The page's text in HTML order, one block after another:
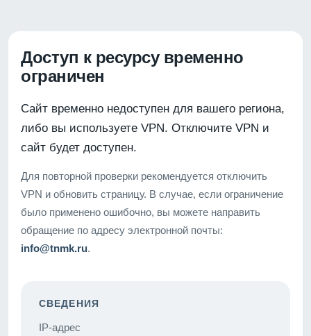
Доступ к ресурсу временно
ограничен
Сайт временно недоступен для вашего региона,
либо вы используете VPN. Отключите VPN и
сайт будет доступен.
Для повторной проверки рекомендуется отключить
VPN и обновить страницу. В случае, если ограничение
было применено ошибочно, вы можете направить
обращение по адресу электронной почты:
info@tnmk.ru.
СВЕДЕНИЯ
IP-адрес